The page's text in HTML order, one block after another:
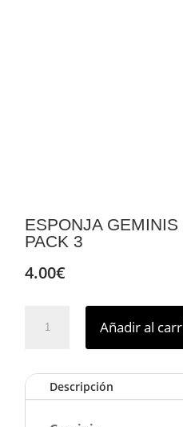
ESPONJA
PACK 3
4.00€
GEMINIS
ROZEMBAL)
PACK
Añadir al
Descripción